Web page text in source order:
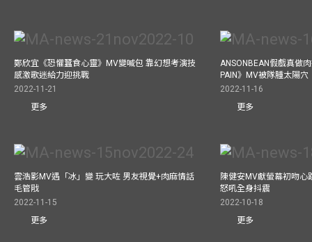
鄭欣宜《恐懼蠶食心靈》MV變喊包 靠幻想考演技
感激歌迷給力迎挑戰
2022-11-21
更多
ANSONBEAN假戲真做
PAIN》MV被隊腫太陽穴
2022-11-16
更多
雲浩影MV遇「冰」變 玩大咗 男友視覺+肉麻情話
毛管戙
2022-11-15
更多
陳健安MV獻螢幕初吻心
怒吼全身抖震
2022-10-18
更多